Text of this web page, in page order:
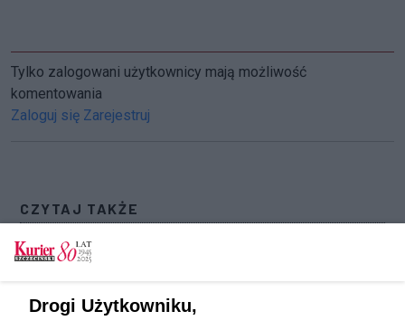
Tylko zalogowani użytkownicy mają możliwość
komentowania
Zaloguj się Zarejestruj
CZYTAJ TAKŻE
Radni odwiedzili Mediatekę i Pioniera. Nowe
terminy i decyzje [GALERIA]
Kino bezwstydne. Świątynia testosteronu, piwa i
idiotyzmu
Drogi Użytkowniku,